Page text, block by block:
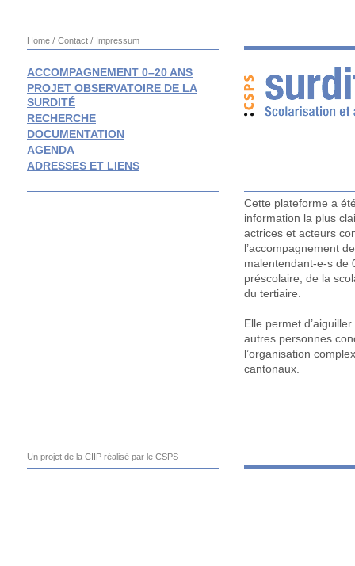
Home Contact Impressum
ACCOMPAGNEMENT 0–20 ANS
PROJET OBSERVATOIRE DE LA
SURDITÉ
RECHERCHE
DOCUMENTATION
AGENDA
ADRESSES ET LIENS
Cette plateforme a
information la plus
actrices et acteurs
l’accompagnement
malentendant-e-s de
préscolaire, de la
du tertiaire.
Elle permet
autres personnes
l’organisation
cantonaux.
Un projet de la CIIP réalisé par le CSPS